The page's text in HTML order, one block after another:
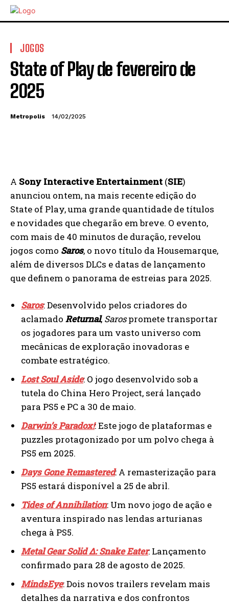
JOGOS
State of Play de fevereiro de
2025
Metropolis 14/02/2025
A Sony Interactive Entertainment (SIE)
anunciou ontem, na mais recente edição do
State of Play, uma grande quantidade de títulos
e novidades que chegarão em breve. O evento,
com mais de 40 minutos de duração, revelou
jogos como Saros, o novo título da Housemarque,
além de diversos DLCs e datas de lançamento
que definem o panorama de estreias para 2025.
Saros: Desenvolvido pelos criadores do
aclamado Returnal, Sarospromete transportar
os jogadores para um vasto universo com
mecânicas de exploração inovadoras e
combate estratégico.
Lost Soul Aside: O jogo desenvolvido sob a
tutela do China Hero Project, será lançado
para PS5 e PC a 30 de maio.
Darwin’s Paradox!: Este jogo de plataformas e
puzzles protagonizado por um polvo chega à
PS5 em 2025.
Days Gone Remastered: A remasterização para
PS5 estará disponível a 25 de abril.
Tides of Annihilation: Um novo jogo de ação e
aventura inspirado nas lendas arturianas
chega à PS5.
Metal Gear Solid Δ: Snake Eater: Lançamento
confirmado para 28 de agosto de 2025.
MindsEye: Dois novos trailers revelam mais
detalhes da narrativa e dos confrontos